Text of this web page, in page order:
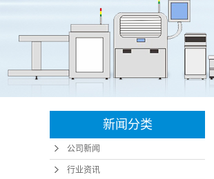
联系我们
服务支持
新闻分类
公司新闻
行业资讯